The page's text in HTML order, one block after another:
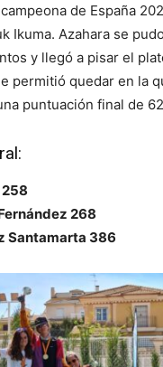
de España
Ikuma. Azahara se
y llegó a pisar el
permitió quedar en la
puntuación final de
258
268
Santamarta 386